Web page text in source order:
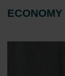
ECONOMY